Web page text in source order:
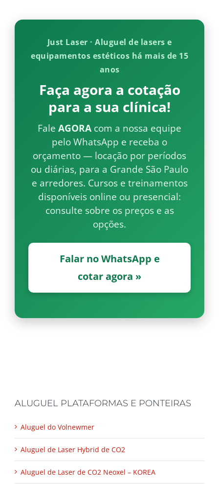
Just Laser · Aluguel de lasers e
equipamentos estéticos há mais de 15
anos
Faça agora a cotação
para a sua clínica!
Fale AGORA com a nossa equipe
pelo WhatsApp e receba o
orçamento — locação por períodos
ou diárias, para a Grande São Paulo
e arredores. Cursos e treinamentos
disponíveis online ou presencial:
consulte sobre os preços e as
opções.
Falar no WhatsApp e
cotar agora »
ALUGUEL PLATAFORMAS E PONTEIRAS
Aluguel do Volnewmer
Aluguel de Laser Hybrid de CO2
Aluguel de Laser de CO2 Neoxel – KOREA